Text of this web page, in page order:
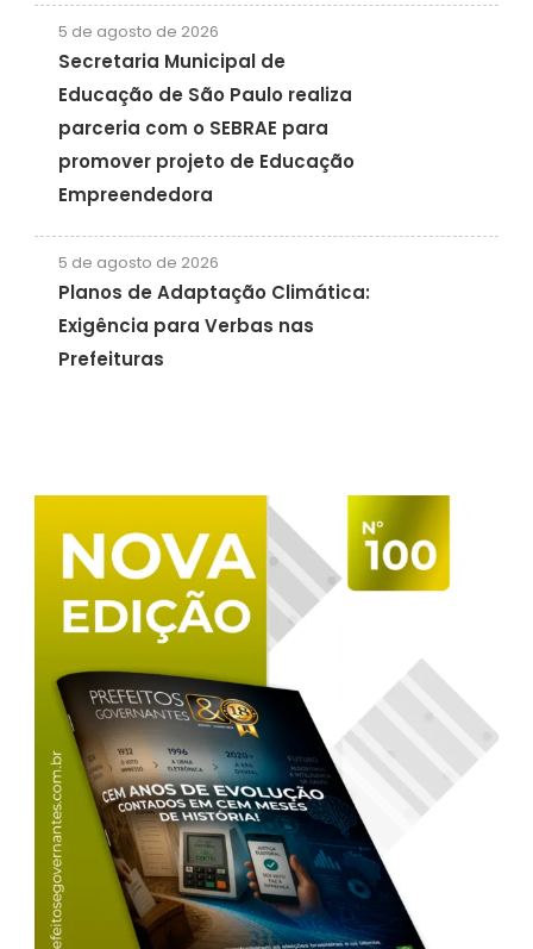
5 de agosto de 2026
Secretaria Municipal de
Educação de São Paulo realiza
parceria com o SEBRAE para
promover projeto de Educação
Empreendedora
5 de agosto de 2026
Planos de Adaptação Climática:
Exigência para Verbas nas
Prefeituras